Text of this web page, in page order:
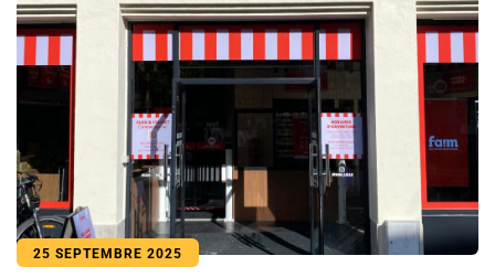
25 SEPTEMBRE 2025